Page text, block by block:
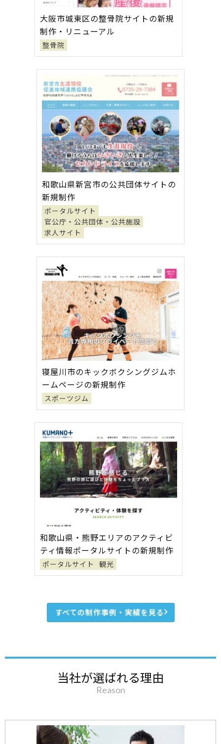
大阪市城東区の整骨院サイトの新規
制作・リニューアル
整骨院
和歌山県新宮市の公共団体サイトの
新規制作
ポータルサイト
官公庁・公共団体・公共施設
求人サイト
寝屋川市のキックボクシングジムホ
ームページの新規制作
スポーツジム
和歌山県・熊野エリアのアクティビ
ティ情報ポータルサイトの新規制作
ポータルサイト 観光
すべての制作事例・実績を見る
当社が選ばれる理由
Reason